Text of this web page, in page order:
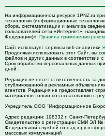
На информационном ресурсе 1PNZ.ru
технологии (информационные
сбора, систематизации и анализа
пользователей сети «Интернет»,
Федерации)». Правила применения
Сайт использует сервисы веб-аналитики
Продолжая использовать этот Сайт, вы
файлов и других данных в соответствии
Срок обработки персональных данных
дней.
Редакция не несет ответственность за
опубликованной в рекламных
агентств. Редакция не предоставляет
материалов только по согласованию с
Учредитель ООО "Информационное
Адрес редакции: 198332 г. Санкт-
Свидетельство о регистрации СМИ ЭЛ №
Федеральной службой по надзору в
массовых коммуникаций